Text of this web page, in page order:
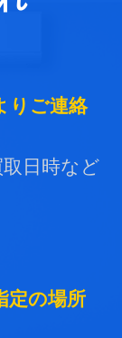
りご連絡
日時など
定の場所